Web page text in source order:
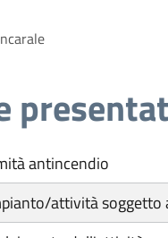
antincendio
attività soggetto